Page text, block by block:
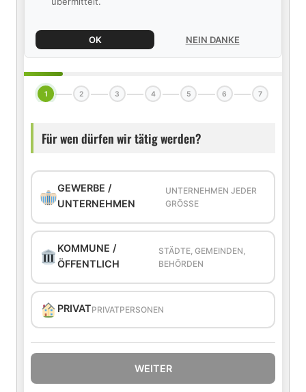
OK NEIN DANKE
1 2 3 4 5 6 7
Für wen dürfen wir tätig werden?
GEWERBE /
UNTERNEHMEN
UNTERNEHMEN JEDER
GRÖSSE
KOMMUNE /
ÖFFENTLICH
STÄDTE, GEMEINDEN,
BEHÖRDEN
PRIVATPRIVATPERSONEN
WEITER